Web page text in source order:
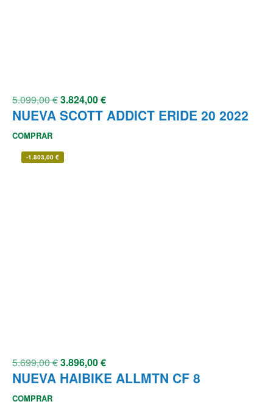
5.099,00€3.824,00€
NUEVA SCOTT ADDICT ERIDE 20 2022
COMPRAR
-1.803,00 €
5.699,00€3.896,00€
NUEVA HAIBIKE ALLMTN CF 8
COMPRAR